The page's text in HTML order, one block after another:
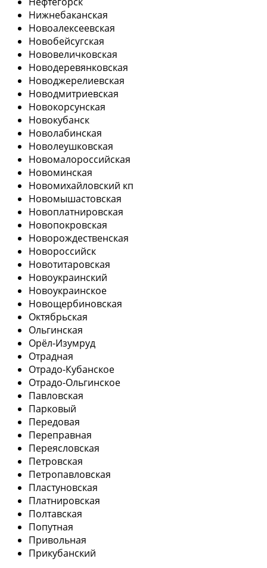
Нижнебаканская
Новоалексеевская
Новобейсугская
Нововеличковская
Новодеревянковская
Новоджерелиевская
Новодмитриевская
Новокорсунская
Новокубанск
Новолабинская
Новолеушковская
Новомалороссийская
Новоминская
Новомихайловский кп
Новомышастовская
Новоплатнировская
Новопокровская
Новорождественская
Новороссийск
Новотитаровская
Новоукраинский
Новоукраинское
Новощербиновская
Октябрьская
Ольгинская
Орёл-Изумруд
Отрадная
Отрадо-Кубанское
Отрадо-Ольгинское
Павловская
Парковый
Передовая
Переправная
Переясловская
Петровская
Петропавловская
Пластуновская
Платнировская
Полтавская
Попутная
Привольная
Прикубанский